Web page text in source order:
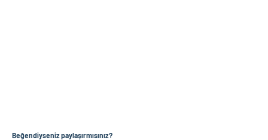
Beğendiyseniz paylaşırmısınız?